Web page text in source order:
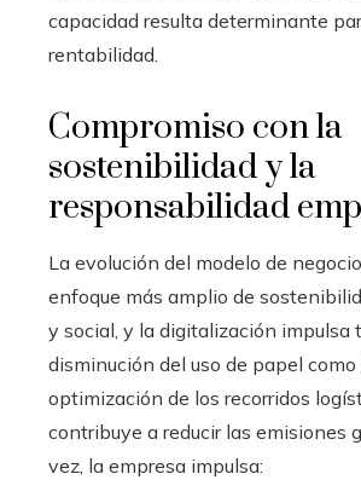
capacidad resulta determinante
rentabilidad.
Compromiso con la
sostenibilidad y la
responsabilidad
La evolución del modelo de
enfoque más amplio de
y social, y la digitalización impulsa
disminución del uso de papel como
optimización de los recorridos
contribuye a reducir las emisiones
vez, la empresa impulsa: